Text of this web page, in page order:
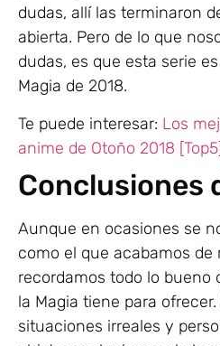
dudas, allí las terminaron
abierta. Pero de lo que
dudas, es que esta serie
Magia de 2018.
Te puede interesar: Los
anime de Otoño 2018
Conclusiones
Aunque en ocasiones se
como el que acabamos de
recordamos todo lo bueno
la Magia tiene para
situaciones irreales y